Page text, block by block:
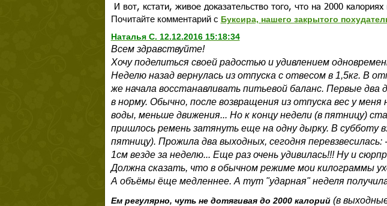
И вот, кстати, живое доказательство того, что на 2000 калориях
Почитайте комментарий с Буксира, нашего закрытого
Наталья С. 12.12.2016 15:18:34
Всем здравствуйте!
Хочу поделиться своей радостью и удивлением
Неделю назад вернулась из отпуска с отвесом в 1,5кг. В
же начала восстанавливать питьевой баланс. Первые
в норму. Обычно, после возвращения из отпуска вес у
воды, меньше движения... Но к концу недели (в пятницу)
пришлось ремень затянуть еще на одну дырку. В субботу
пятницу). Прожила два выходных, сегодня
1см везде за неделю... Еще раз очень удивилась!!! Ну и
Должна сказать, что в обычном режиме мои килограммы
А объёмы ёще медленнее. А тут "ударная" неделя
Ем регулярно, чуть не дотягивая до 2000 калорий(в